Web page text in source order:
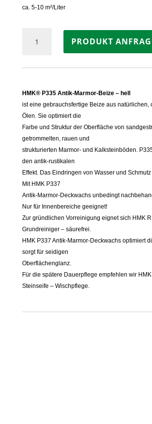
ca. 5-10 m²/Liter
P335
Marmor-
–
hell
Menge
PRODUKT
HMK® P335 Antik-Marmor-Beize – hell
ist eine gebrauchsfertige Beize aus natürlichen,
Ölen. Sie optimiert die
Farbe und Struktur der Oberfläche von
getrommelten, rauen und
strukturierten Marmor- und Kalksteinböden.
den antik-rustikalen
Effekt. Das Eindringen von Wasser und
Mit HMK P337
Antik-Marmor-Deckwachs unbedingt
Nur für Innenbereiche geeignet!
Zur gründlichen Vorreinigung eignet sich HMK
Grundreiniger – säurefrei.
HMK P337 Antik-Marmor-Deckwachs optimiert
sorgt für seidigen
Oberflächenglanz.
Für die spätere Dauerpflege empfehlen wir
Steinseife – Wischpflege.